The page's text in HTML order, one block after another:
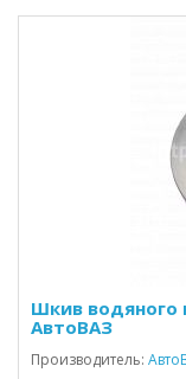
Шкив водяного
АвтоВАЗ
Производитель: